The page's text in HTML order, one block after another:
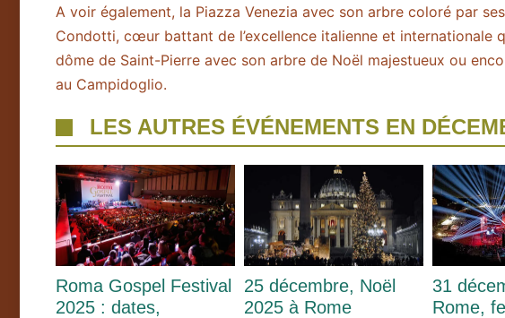
A voir également, la Piazza Venezia avec son arbre coloré par
Condotti, cœur battant de l’excellence italienne et internationale
dôme de Saint-Pierre avec son arbre de Noël majestueux ou
au Campidoglio.
LES AUTRES ÉVÉNEMENTS EN
Roma Gospel Festival
2025 : dates,
25 décembre, Noël
2025 à Rome
31
Rome,